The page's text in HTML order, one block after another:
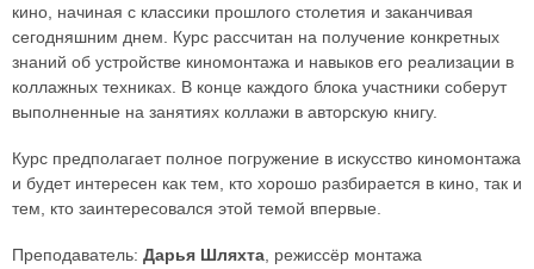
кино, начиная с классики прошлого столетия и заканчивая
сегодняшним днем. Курс рассчитан на получение конкретных
знаний об устройстве киномонтажа и навыков его реализации в
коллажных техниках. В конце каждого блока участники соберут
выполненные на занятиях коллажи в авторскую книгу.
Курс предполагает полное погружение в искусство киномонтажа
и будет интересен как тем, кто хорошо разбирается в кино, так и
тем, кто заинтересовался этой темой впервые.
Преподаватель: Дарья Шляхта, режиссёр монтажа